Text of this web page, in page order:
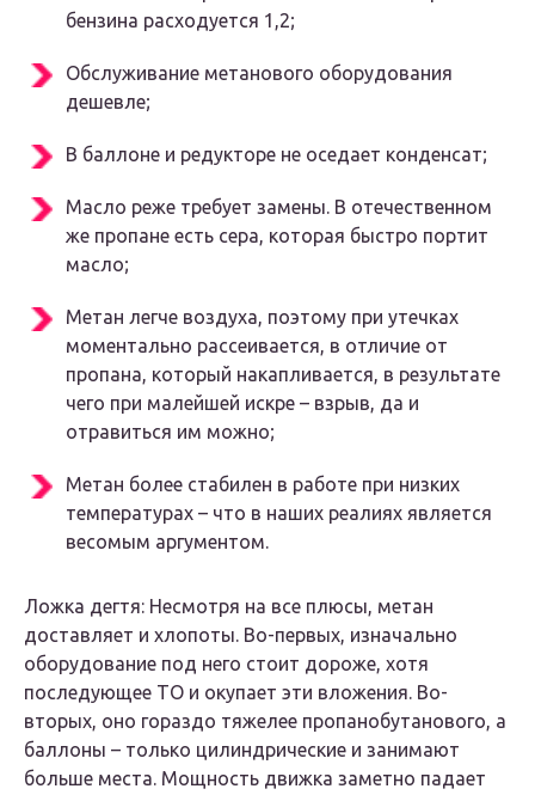
бензина расходуется 1,2;
Обслуживание метанового оборудования
дешевле;
В баллоне и редукторе не оседает конденсат;
Масло реже требует замены. В отечественном
же пропане есть сера, которая быстро портит
масло;
Метан легче воздуха, поэтому при утечках
моментально рассеивается, в отличие от
пропана, который накапливается, в результате
чего при малейшей искре – взрыв, да и
отравиться им можно;
Метан более стабилен в работе при низких
температурах – что в наших реалиях является
весомым аргументом.
Ложка дегтя: Несмотря на все плюсы, метан
доставляет и хлопоты. Во-первых, изначально
оборудование под него стоит дороже, хотя
последующее ТО и окупает эти вложения. Во-
вторых, оно гораздо тяжелее пропанобутанового, а
баллоны – только цилиндрические и занимают
больше места. Мощность движка заметно падает